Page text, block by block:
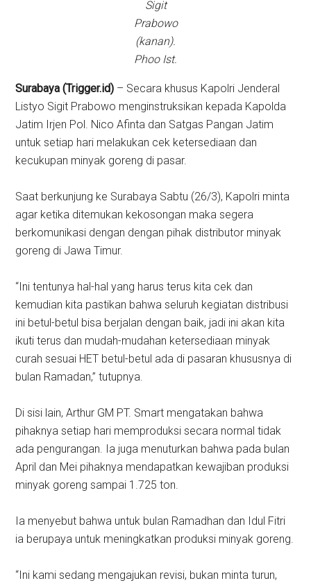
Sigit
Prabowo
(kanan).
Phoo Ist.
Surabaya (Trigger.id) – Secara khusus Kapolri Jenderal
Listyo Sigit Prabowo menginstruksikan kepada Kapolda
Jatim Irjen Pol. Nico Afinta dan Satgas Pangan Jatim
untuk setiap hari melakukan cek ketersediaan dan
kecukupan minyak goreng di pasar.
Saat berkunjung ke Surabaya Sabtu (26/3), Kapolri minta
agar ketika ditemukan kekosongan maka segera
berkomunikasi dengan dengan pihak distributor minyak
goreng di Jawa Timur.
“Ini tentunya hal-hal yang harus terus kita cek dan
kemudian kita pastikan bahwa seluruh kegiatan distribusi
ini betul-betul bisa berjalan dengan baik, jadi ini akan kita
ikuti terus dan mudah-mudahan ketersediaan minyak
curah sesuai HET betul-betul ada di pasaran khususnya di
bulan Ramadan,” tutupnya.
Di sisi lain, Arthur GM PT. Smart mengatakan bahwa
pihaknya setiap hari memproduksi secara normal tidak
ada pengurangan. Ia juga menuturkan bahwa pada bulan
April dan Mei pihaknya mendapatkan kewajiban produksi
minyak goreng sampai 1.725 ton.
Ia menyebut bahwa untuk bulan Ramadhan dan Idul Fitri
ia berupaya untuk meningkatkan produksi minyak goreng.
“Ini kami sedang mengajukan revisi, bukan minta turun,